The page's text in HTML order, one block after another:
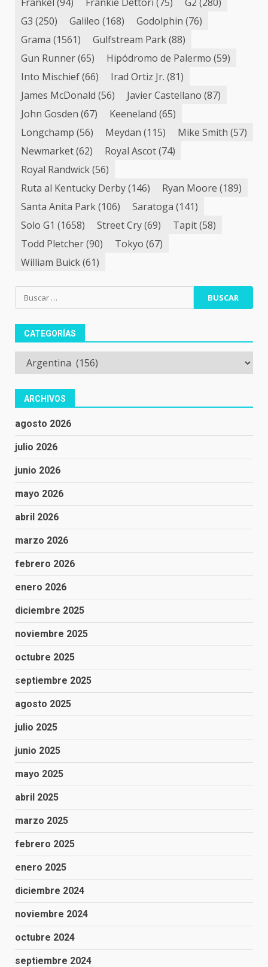
G3 (250) Galileo (168) Godolphin (76)
Grama (1561) Gulfstream Park(88)
Gun Runner(65) Hipódromo de Palermo (59)
Into Mischief(66) Irad Ortiz Jr. (81)
James McDonald (56) Javier Castellano (87)
John Gosden (67) Keeneland (65)
Longchamp (56) Meydan (115) Mike Smith (57)
Newmarket(62) Royal Ascot(74)
Royal Randwick(56)
Ruta al Kentucky Derby(146) Ryan Moore (189)
Santa Anita Park(106) Saratoga (141)
Solo G1 (1658) Street Cry(69) Tapit(58)
Todd Pletcher(90) Tokyo (67)
William Buick(61)
Buscar:
CATEGORÍAS
Categorías
ARCHIVOS
agosto 2026
julio 2026
junio 2026
mayo 2026
abril 2026
marzo 2026
febrero 2026
enero 2026
diciembre 2025
noviembre 2025
octubre 2025
septiembre 2025
agosto 2025
julio 2025
junio 2025
mayo 2025
abril 2025
marzo 2025
febrero 2025
enero 2025
diciembre 2024
noviembre 2024
octubre 2024
septiembre 2024